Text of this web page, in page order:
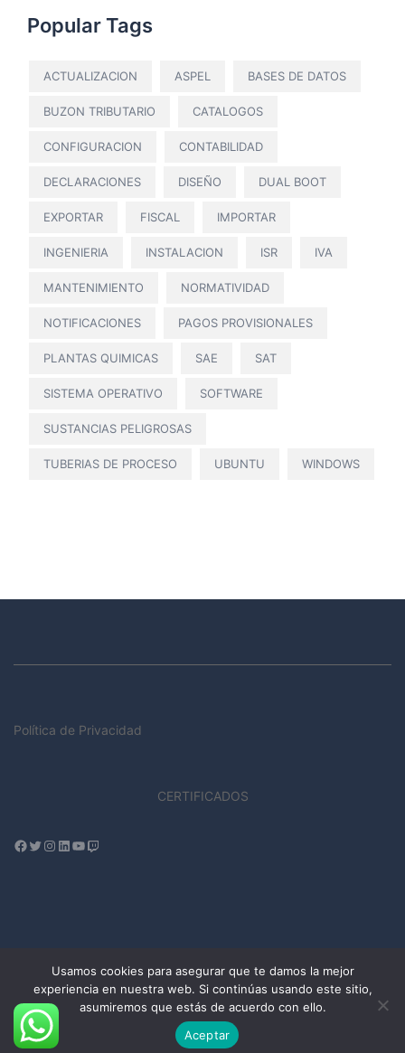
Popular Tags
ACTUALIZACION ASPEL BASES DE DATOS
BUZON TRIBUTARIO CATALOGOS
CONFIGURACION CONTABILIDAD
DECLARACIONES DISEÑO DUAL BOOT
EXPORTAR FISCAL IMPORTAR
INGENIERIA INSTALACION ISR IVA
MANTENIMIENTO NORMATIVIDAD
NOTIFICACIONES PAGOS PROVISIONALES
PLANTAS QUIMICAS SAE SAT
SISTEMA OPERATIVO SOFTWARE
SUSTANCIAS PELIGROSAS
TUBERIAS DE PROCESO UBUNTU WINDOWS
Política de Privacidad
CERTIFICADOS
© 2026 DSI PROYECTOS. Funciona gracias a
www.dsiproyectos.com
Usamos cookies para asegurar que te damos la mejor
experiencia en nuestra web. Si continúas usando este sitio,
asumiremos que estás de acuerdo con ello.
Aceptar